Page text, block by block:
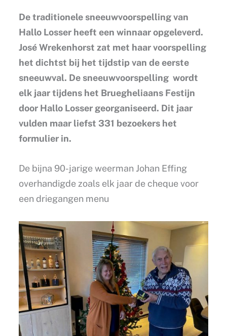
De traditionele sneeuwvoorspelling van
Hallo Losser heeft een winnaar opgeleverd.
José Wrekenhorst zat met haar voorspelling
het dichtst bij het tijdstip van de eerste
sneeuwval. De sneeuwvoorspelling wordt
elk jaar tijdens het Bruegheliaans Festijn
door Hallo Losser georganiseerd. Dit jaar
vulden maar liefst 331 bezoekers het
formulier in.
De bijna 90-jarige weerman Johan Effing
overhandigde zoals elk jaar de cheque voor
een driegangen menu